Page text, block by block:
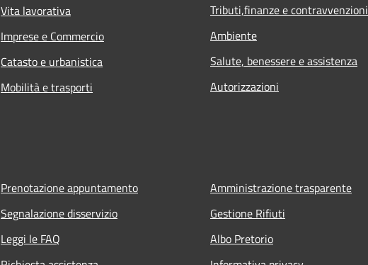
Vita lavorativa
Imprese e Commercio
Catasto e urbanistica
Mobilità e trasporti
Tributi,finanze e contravvenzioni
Ambiente
Salute, benessere e assistenza
Autorizzazioni
Prenotazione appuntamento
Segnalazione disservizio
Leggi le FAQ
Amministrazione trasparente
Gestione Rifiuti
Albo Pretorio